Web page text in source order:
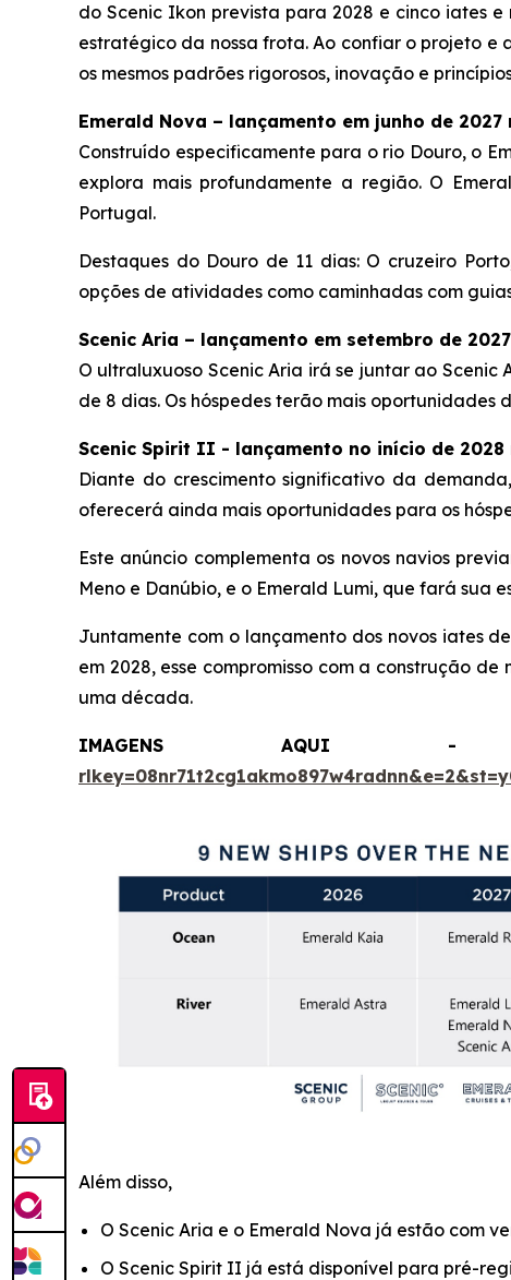
do Scenic Ikon prevista para 2028 e cinco iates
estratégico da nossa frota. Ao confiar o projeto e
os mesmos padrões rigorosos, inovação e
Emerald Nova – lançamento em junho de 2027
Construído especificamente para o rio Douro, o
explora mais profundamente a região. O
Portugal.
Destaques do Douro de 11 dias: O cruzeiro
opções de atividades como caminhadas com
Scenic Aria – lançamento em setembro de
O ultraluxuoso Scenic Aria irá se juntar ao Scenic
de 8 dias. Os hóspedes terão mais oportunidades
Scenic Spirit II - lançamento no início de 2028
Diante do crescimento significativo da
oferecerá ainda mais oportunidades para os
Este anúncio complementa os novos navios
Meno e Danúbio, e o Emerald Lumi, que fará sua
Juntamente com o lançamento dos novos iates
em 2028, esse compromisso com a construção
uma década.
IMAGENS
Além disso,
O Scenic Aria e o Emerald Nova já estão com
O Scenic Spirit II já está disponível para pré-